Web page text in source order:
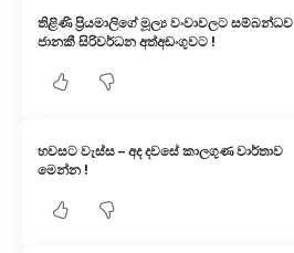
තිළිණි ප්‍රියමාලිගේ මූල්‍ය වංවාවලට සම්බන්ධව
ජානකී සිරිවර්ධන අත්අඩංගුවට !
හවසට වැස්ස – අද දවසේ කාලගුණ වාර්තාව
මෙන්න !